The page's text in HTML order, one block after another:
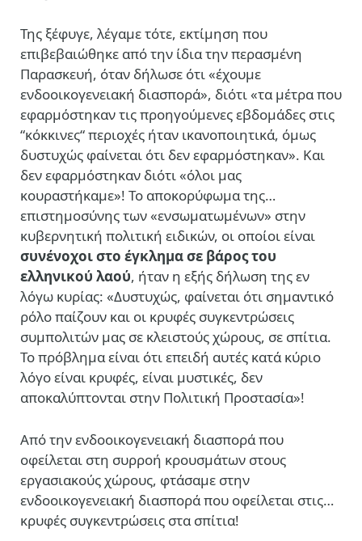
Της ξέφυγε, λέγαμε τότε, εκτίμηση που
επιβεβαιώθηκε από την ίδια την περασμένη
Παρασκευή, όταν δήλωσε ότι «έχουμε
ενδοοικογενειακή διασπορά», διότι «τα μέτρα που
εφαρμόστηκαν τις προηγούμενες εβδομάδες στις
“κόκκινες“ περιοχές ήταν ικανοποιητικά, όμως
δυστυχώς φαίνεται ότι δεν εφαρμόστηκαν». Και
δεν εφαρμόστηκαν διότι «όλοι μας
κουραστήκαμε»! Το αποκορύφωμα της…
επιστημοσύνης των «ενσωματωμένων» στην
κυβερνητική πολιτική ειδικών, οι οποίοι είναι
συνένοχοι στο έγκλημα σε βάρος του
ελληνικού λαού, ήταν η εξής δήλωση της εν
λόγω κυρίας: «Δυστυχώς, φαίνεται ότι σημαντικό
ρόλο παίζουν και οι κρυφές συγκεντρώσεις
συμπολιτών μας σε κλειστούς χώρους, σε σπίτια.
Το πρόβλημα είναι ότι επειδή αυτές κατά κύριο
λόγο είναι κρυφές, είναι μυστικές, δεν
αποκαλύπτονται στην Πολιτική Προστασία»!
Από την ενδοοικογενειακή διασπορά που
οφείλεται στη συρροή κρουσμάτων στους
εργασιακούς χώρους, φτάσαμε στην
ενδοοικογενειακή διασπορά που οφείλεται στις…
κρυφές συγκεντρώσεις στα σπίτια!